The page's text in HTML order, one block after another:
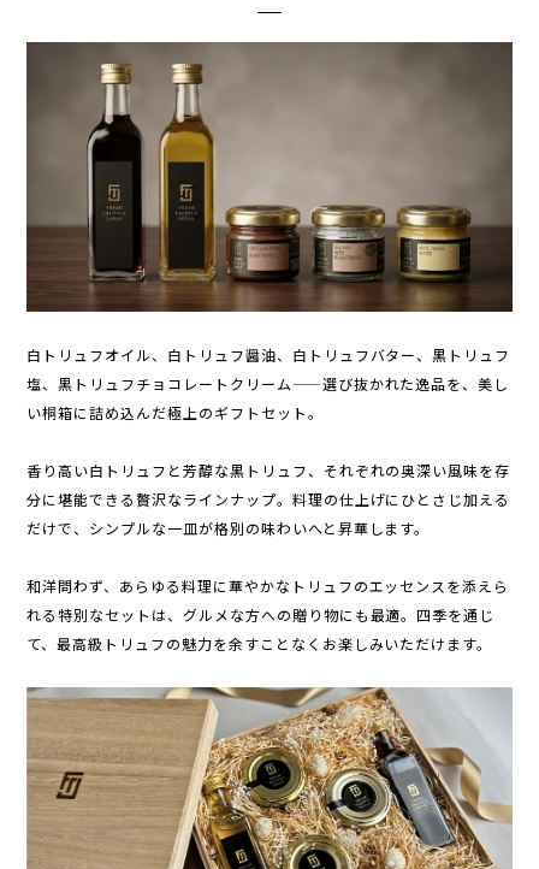
白トリュフオイル、白トリュフ醤油、白トリュフバター、黒トリュフ
塩、黒トリュフチョコレートクリーム——選び抜かれた逸品を、美し
い桐箱に詰め込んだ極上のギフトセット。
香り高い白トリュフと芳醇な黒トリュフ、それぞれの奥深い風味を存
分に堪能できる贅沢なラインナップ。料理の仕上げにひとさじ加える
だけで、シンプルな一皿が格別の味わいへと昇華します。
和洋問わず、あらゆる料理に華やかなトリュフのエッセンスを添えら
れる特別なセットは、グルメな方への贈り物にも最適。四季を通じ
て、最高級トリュフの魅力を余すことなくお楽しみいただけます。